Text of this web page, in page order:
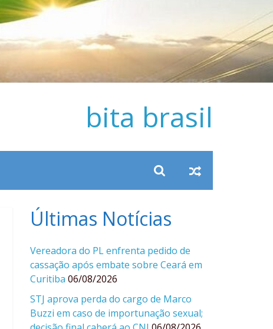
bita brasil
Últimas Notícias
Vereadora do PL enfrenta pedido de
cassação após embate sobre Ceará em
Curitiba 06/08/2026
STJ aprova perda do cargo de Marco
Buzzi em caso de importunação sexual;